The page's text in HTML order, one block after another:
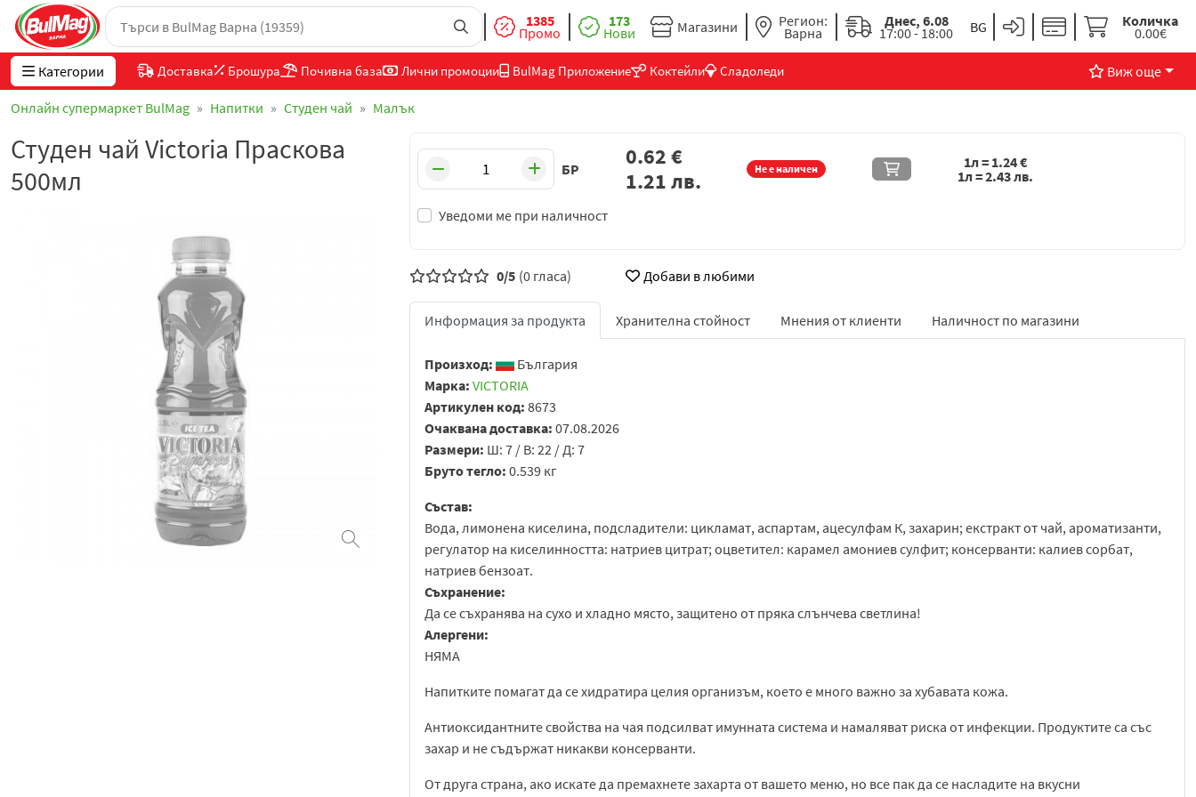
1385
Промо
173
Нови Магазини Регион:
Варна
Днес, 6.08
17:00 - 18:00
Количка
0.00€
Категории Доставка Брошура Почивна база Лични промоции BulMag Приложение Коктейли Сладоледи Виж още
Онлайн супермаркет BulMag Напитки Студен чай Малък
Студен чай Victoria Праскова
500мл
БР Не е наличен
Уведоми ме при наличност
0.62€
1.21лв.
1л = 1.24€
1л =2.43лв.
0/5 (0 гласа) Добави в любими
Информация за продукта Хранителна стойност Мнения от клиенти Наличност по магазини
Произход:
България
Марка: VICTORIA
Артикулен код: 8673
Очаквана доставка: 07.08.2026
Размери: Ш: 7 / В: 22 / Д: 7
Бруто тегло: 0.539 кг
Състав:
Вода, лимонена киселина, подсладители: цикламат, аспартам, ацесулфам К, захарин; екстракт от чай, ароматизанти,
регулатор на киселинността: натриев цитрат; оцветител: карамел амониев сулфит; консерванти: калиев сорбат,
натриев бензоат.
Съхранение:
Да се съхранява на сухо и хладно място, защитено от пряка слънчева светлина!
Алергени:
НЯМА
Напитките помагат да се хидратира целия организъм, което е много важно за хубавата кожа.
Антиоксидантните свойства на чая подсилват имунната система и намаляват риска от инфекции. Продуктите са със
захар и не съдържат никакви консерванти.
От друга страна, ако искате да премахнете захарта от вашето меню, но все пак да се насладите на вкусни